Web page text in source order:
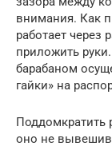
внимания. Как
работает через
приложить
барабаном
гайки» на
Поддомкратить
оно не